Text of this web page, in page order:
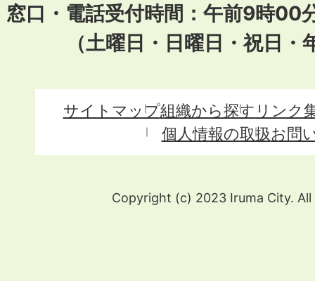
窓口・電話受付時間：午前9時00
（土曜日・日曜日・祝日
サイトマップ組織から探す リンク
個人情報の取扱お問
Copyright (c) 2023 Iruma City. All